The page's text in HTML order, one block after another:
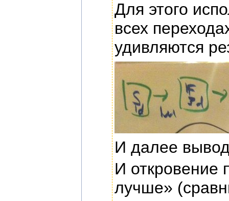
Для этого
всех
удивляются
И далее
И откровение
лучше»